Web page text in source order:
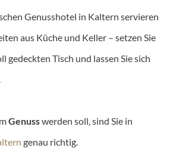
Genusshotel in Kaltern servieren
aus Küche und Keller – setzen Sie
gedeckten Tisch und lassen Sie sich
Genusswerden soll, sind Sie in
genau richtig.